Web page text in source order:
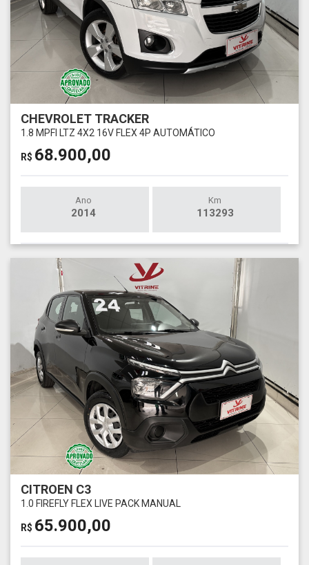
CHEVROLET TRACKER
1.8 MPFI LTZ 4X2 16V FLEX 4P AUTOMÁTICO
R$ 68.900,00
Ano
2014
Km
113293
CITROEN C3
1.0 FIREFLY FLEX LIVE PACK MANUAL
R$ 65.900,00